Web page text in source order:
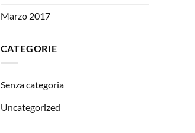
Marzo 2017
CATEGORIE
Senza categoria
Uncategorized